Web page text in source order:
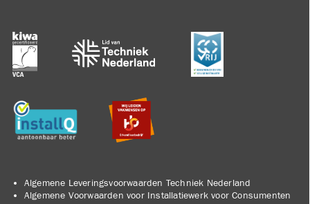
Algemene Leveringsvoorwaarden Techniek Nederland
Algemene Voorwaarden voor Installatiewerk voor Consumenten